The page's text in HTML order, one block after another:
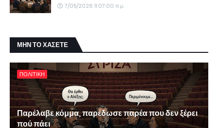
7/05/2026 11:07:00 π.μ.
ΜΗΝ ΤΟ ΧΑΣΕΤΕ
ΠΟΛΙΤΙΚΗ
Παρέλαβε κόμμα, παρέδωσε παρέα που δεν ξέρει
πού πάει